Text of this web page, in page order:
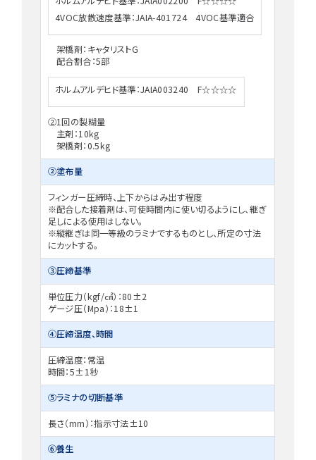
4VOC放散速度基準：JAIA-401724 4VOC基準適合
架橋剤：キャタリストG
配合割合：5部
ホルムアルデヒド基準：JAIA003240 F☆☆☆☆
②1回の製糊量
主剤：10kg
架橋剤：0.5kg
②塗布量
フィンガー圧締時、上下からはみ出す程度
※配合した接着剤は、可使時間内に使い切るようにし、継ぎ
足しによる使用はしない。
※縦継ぎは同一等級のラミナでするものとし、所定の寸法
にカットする。
③圧締基準
単位圧力（kgf/㎠）：80±2
ゲージ圧（Mpa）：18±1
④圧締温度、時間
圧締温度：常温
時間：5±1秒
⑤ラミナの切断基準
長さ（mm）：指示寸法±10
⑥養生